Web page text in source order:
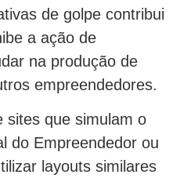
de golpe contribui
a ação de
na produção de
empreendedores.
sites que simulam o
do Empreendedor ou
layouts similares